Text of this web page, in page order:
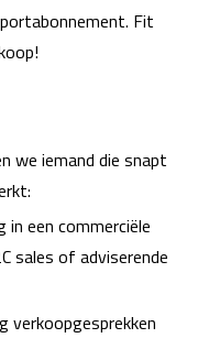
Fit
we iemand die snapt
in een commerciële
sales of adviserende
verkoopgesprekken